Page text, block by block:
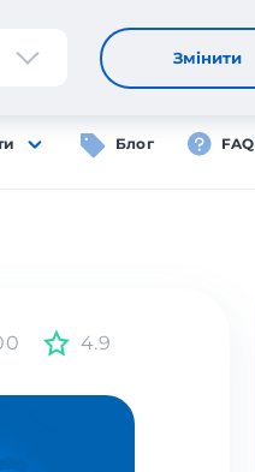
Реєстрація Вхід
Блог FAQ
Змінити
4.9